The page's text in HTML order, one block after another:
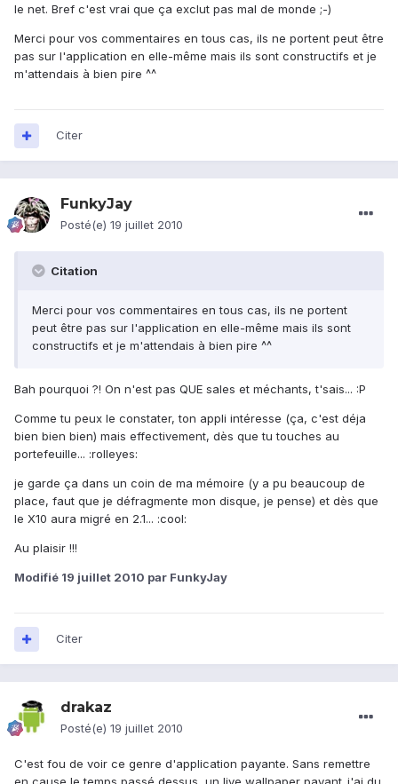
le net. Bref c'est vrai que ça exclut pas mal de monde ;-)
Merci pour vos commentaires en tous cas, ils ne portent peut être
pas sur l'application en elle-même mais ils sont constructifs et je
m'attendais à bien pire ^^
Citer
FunkyJay
Posté(e) 19 juillet 2010
Citation
Merci pour vos commentaires en tous cas, ils ne portent
peut être pas sur l'application en elle-même mais ils sont
constructifs et je m'attendais à bien pire ^^
Bah pourquoi ?! On n'est pas QUE sales et méchants, t'sais... :P
Comme tu peux le constater, ton appli intéresse (ça, c'est déja
bien bien bien) mais effectivement, dès que tu touches au
portefeuille... :rolleyes:
je garde ça dans un coin de ma mémoire (y a pu beaucoup de
place, faut que je défragmente mon disque, je pense) et dès que
le X10 aura migré en 2.1... :cool:
Au plaisir !!!
Modifié 19 juillet 2010 par FunkyJay
Citer
drakaz
Posté(e) 19 juillet 2010
C'est fou de voir ce genre d'application payante. Sans remettre